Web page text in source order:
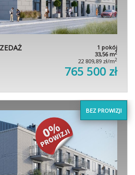
1 pokój
33,56 m2
22 809,89 zł/m2
765 500 zł
BEZ PROWIZJI